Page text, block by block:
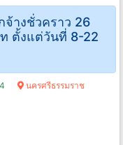
จ้างชั่วคราว 26
ตั้งแต่วันที่ 8-22
นครศรีธรรมราช